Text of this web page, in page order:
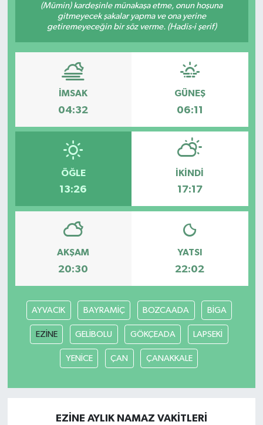
(Mümin) kardeşinle münakaşa etme, onun hoşuna
gitmeyecek şakalar yapma ve ona yerine
getiremeyeceğin bir söz verme. (Hadis-i şerif)
İMSAK
04:32
GÜNEŞ
06:11
ÖĞLE
13:26
İKINDI
17:17
AKŞAM
20:30
YATSI
22:02
AYVACIK BAYRAMİÇ BOZCAADA BİGA
EZİNE GELİBOLU GÖKÇEADA LAPSEKİ
YENİCE ÇAN ÇANAKKALE
EZİNE AYLIK NAMAZ VAKITLERI